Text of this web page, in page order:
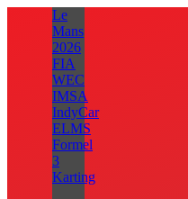
Le
Mans
2026
FIA
WEC
IMSA
IndyCar
ELMS
Formel
3
Karting